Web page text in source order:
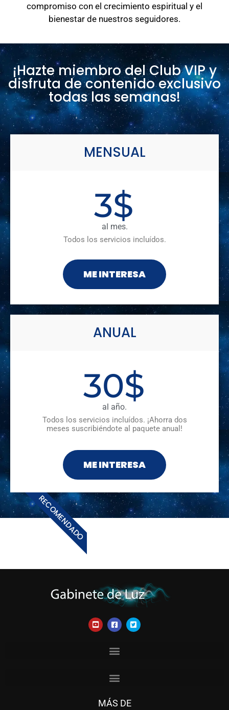
compromiso con el crecimiento espiritual y el
bienestar de nuestros seguidores.
¡Hazte miembro del Club VIP y
disfruta de contenido exclusivo
todas las semanas!
MENSUAL
3$
al mes.
Todos los servicios incluídos.
ME INTERESA
ANUAL
30$
al año.
Todos los servicios incluídos. ¡Ahorra dos
meses suscribiéndote al paquete anual!
ME INTERESA
RECOMENDADO
MÁS DE